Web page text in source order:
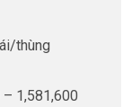
thùng
1,581,600